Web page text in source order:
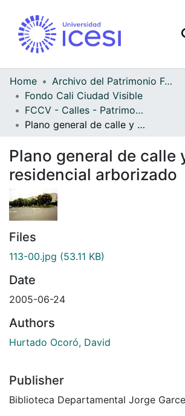
Home
Archivo del Patrimonio Fotográfico y Fílmico del Valle del Cauca
Fondo Cali Ciudad Visible
FCCV - Calles - Patrimonial
Plano general de calle y conjunto residencial arborizado
Plano general de calle
residencial arborizado
Files
113-00.jpg (53.11 KB)
Date
2005-06-24
Authors
Hurtado Ocoró, David
Publisher
Biblioteca Departamental Jorge